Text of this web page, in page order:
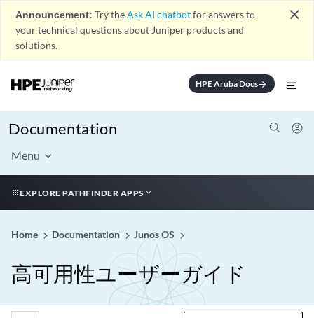
Announcement: Try theAsk AI chatbotfor answers to
your technical questions about Juniper products and
solutions.
close
HPE Aruba Docsarrow_forward
Documentation
Menu
EXPLORE PATHFINDER APPS
Home Documentation Junos OS
高可用性ユーザーガイド